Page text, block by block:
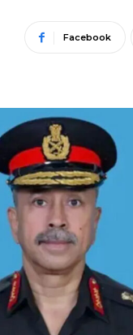
Facebook